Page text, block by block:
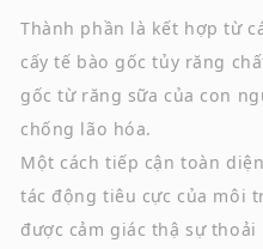
Thành phần là kết hợp từ
cấy tế bào gốc tủy răng
gốc từ răng sữa của con
chống lão hóa.
Một cách tiếp cận toàn
tác động tiêu cực của môi
được cảm giác thậ sự